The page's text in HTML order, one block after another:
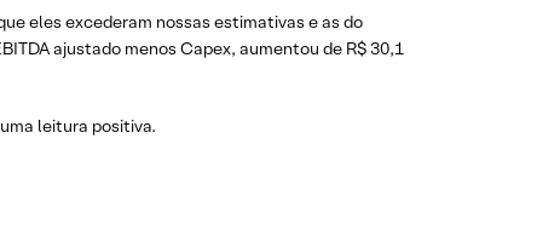
eles excederam nossas estimativas e as do
ajustado menos Capex, aumentou de R$ 30,1
leitura positiva.